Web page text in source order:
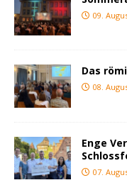
09.
Das
08.
Enge
07.